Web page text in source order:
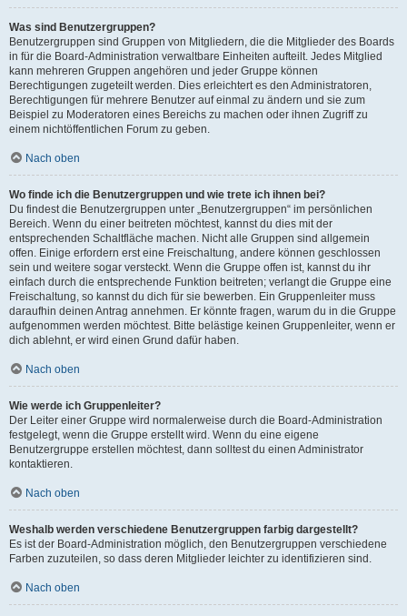
Was sind Benutzergruppen?
Benutzergruppen sind Gruppen von Mitgliedern, die die Mitglieder des Boards
in für die Board-Administration verwaltbare Einheiten aufteilt. Jedes Mitglied
kann mehreren Gruppen angehören und jeder Gruppe können
Berechtigungen zugeteilt werden. Dies erleichtert es den Administratoren,
Berechtigungen für mehrere Benutzer auf einmal zu ändern und sie zum
Beispiel zu Moderatoren eines Bereichs zu machen oder ihnen Zugriff zu
einem nichtöffentlichen Forum zu geben.
Nach oben
Wo finde ich die Benutzergruppen und wie trete ich ihnen bei?
Du findest die Benutzergruppen unter „Benutzergruppen“ im persönlichen
Bereich. Wenn du einer beitreten möchtest, kannst du dies mit der
entsprechenden Schaltfläche machen. Nicht alle Gruppen sind allgemein
offen. Einige erfordern erst eine Freischaltung, andere können geschlossen
sein und weitere sogar versteckt. Wenn die Gruppe offen ist, kannst du ihr
einfach durch die entsprechende Funktion beitreten; verlangt die Gruppe eine
Freischaltung, so kannst du dich für sie bewerben. Ein Gruppenleiter muss
daraufhin deinen Antrag annehmen. Er könnte fragen, warum du in die Gruppe
aufgenommen werden möchtest. Bitte belästige keinen Gruppenleiter, wenn er
dich ablehnt, er wird einen Grund dafür haben.
Nach oben
Wie werde ich Gruppenleiter?
Der Leiter einer Gruppe wird normalerweise durch die Board-Administration
festgelegt, wenn die Gruppe erstellt wird. Wenn du eine eigene
Benutzergruppe erstellen möchtest, dann solltest du einen Administrator
kontaktieren.
Nach oben
Weshalb werden verschiedene Benutzergruppen farbig dargestellt?
Es ist der Board-Administration möglich, den Benutzergruppen verschiedene
Farben zuzuteilen, so dass deren Mitglieder leichter zu identifizieren sind.
Nach oben